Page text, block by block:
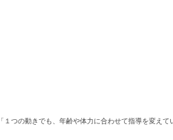
「１つの動きでも、年齢や体力に合わせて指導を変え